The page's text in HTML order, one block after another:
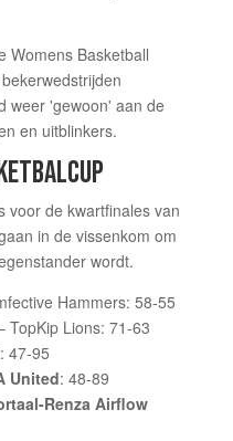
Womens Basketball
weer 'gewoon' aan de
en uitblinkers.
voor de kwartfinales van
in de vissenkom om
wordt.
Hammers: 58-55
TopKip Lions: 71-63
: 47-95
United: 48-89
Renza Airflow